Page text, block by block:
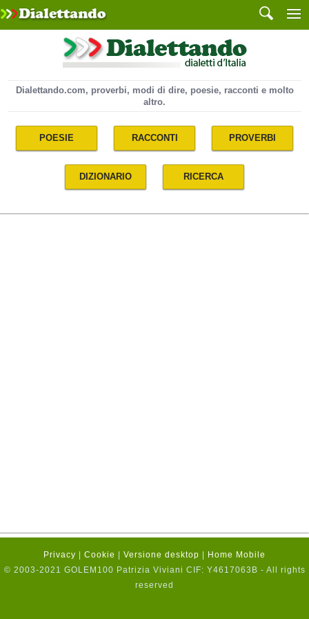
Dialettando.com, proverbi, modi di dire, poesie, racconti e molto
altro.
POESIE RACCONTI PROVERBI
DIZIONARIO RICERCA
Privacy Cookie Versione desktop
Home Mobile
© 2003-2021 GOLEM100 Patrizia Viviani CIF: Y4617063B - All rights
reserved